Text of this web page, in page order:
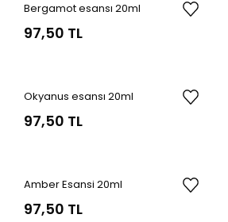
Bergamot esansı 20ml
97,50 TL
Okyanus esansı 20ml
97,50 TL
Amber Esansi 20ml
97,50 TL